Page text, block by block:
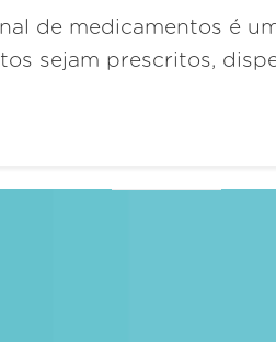
de medicamentos é
sejam prescritos,